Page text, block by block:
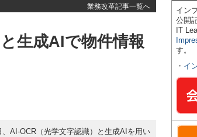
業務改革記事一覧へ
生成AIで物件情報
AI-OCR（光学文字認識）と生成AIを用い
イン
公開
IT
す。
・ イ